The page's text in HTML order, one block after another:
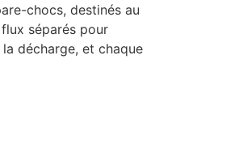
chocs, destinés au
séparés pour
décharge, et chaque